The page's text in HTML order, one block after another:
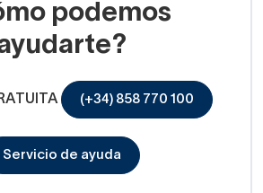
podemos
(+34) 858 770 100
Servicio de ayuda